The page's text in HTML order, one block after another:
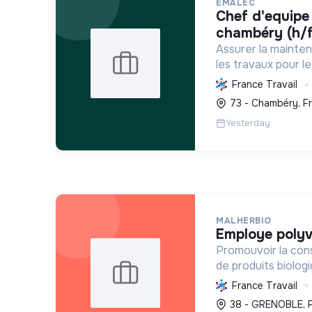
EMALEC
chef d'equipe plomberie -
chambéry (h/
Assurer la
les travaux pour
France et en
solutions
environnement de
France Travail
73 - Chambéry,
Yesterday
MALHERBIO
employe
Promouvoir la
de produits
transition
en s'appuyant sur
France Travail
38 - GRENOBLE,